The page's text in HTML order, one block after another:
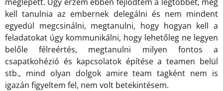
kell tanulnia az embernek delegálni és nem mindent
egyedül megcsinálni, megtanulni, hogy hogyan kell a
feladatokat úgy kommunikálni, hogy lehetőleg ne legyen
belőle félreértés, megtanulni milyen fontos a
csapatkohézió és kapcsolatok építése a teamen belül
stb., mind olyan dolgok amire team tagként nem is
igazán figyeltem fel, nem volt betekintésem.